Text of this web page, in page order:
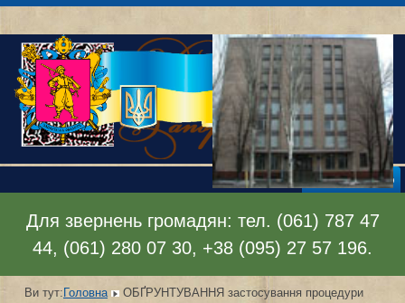
Відкрити меню
Для звернень громадян: тел. (061) 787 47
44, (061) 280 07 30, +38 (095) 27 57 196.
Ви тут:Головна
ОБҐРУНТУВАННЯ застосування процедури